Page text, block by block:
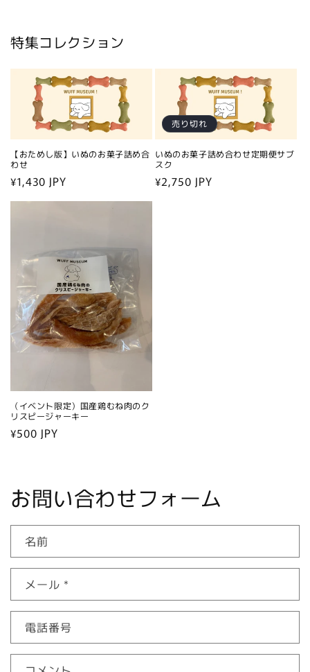
特集コレクション
【おためし版】いぬのお菓子詰め合
わせ
通
常
¥1,430 JPY
売り切れ
いぬのお菓子詰め合わせ定期便サブ
スク
通
¥2,750 JPY
（イベント限定）国産鶏むね肉のク
リスピージャーキー
通
¥500 JPY
お問い合わせフォーム
名前
メール *
電話番号